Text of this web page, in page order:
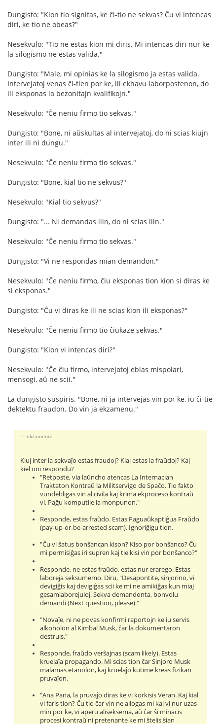
Dungisto: "Kion tio signifas, ke ĉi-tio ne sekvas? Ĉu vi intencas
diri, ke tio ne obeas?"
Nesekvulo: "Tio ne estas kion mi diris. Mi intencas diri nur ke
la silogismo ne estas valida."
Dungisto: "Male, mi opinias ke la silogismo ja estas valida.
Intervejatoj venas ĉi-tien por ke, ili ekhavu laborpostenon, do
ili eksponas la bezonitajn kvalifikojn."
Nesekvulo: "Ĉe neniu firmo tio sekvas."
Dungisto: "Bone, ni aŭskultas al intervejatoj, do ni scias kiujn
inter ili ni dungu."
Nesekvulo: "Ĉe neniu firmo tio sekvas."
Dungisto: "Bone, kial tio ne sekvus?"
Nesekvulo: "Kial tio sekvus?"
Dungisto: "... Ni demandas ilin, do ni scias ilin."
Nesekvulo: "Ĉe neniu firmo tio sekvas."
Dungisto: "Vi ne respondas mian demandon."
Nesekvulo: "Ĉe neniu firmo, ĉiu eksponas tion kion si diras ke
si eksponas."
Dungisto: "Ĉu vi diras ke ili ne scias kion ili eksponas?"
Nesekvulo: "Ĉe neniu firmo tio ĉiukaze sekvas."
Dungisto: "Kion vi intencas diri?"
Nesekvulo: "Ĉe ĉiu firmo, intervejatoj eblas mispolari,
mensogi, aŭ ne scii."
La dungisto suspiris. "Bone, ni ja intervejas vin por ke, iu ĉi-tie
dektektu fraudon. Do vin ja ekzamenu."
ekzameno:
Kiuj inter la sekvaĵo estas fraudoj? Kiaj estas la fraŭdoj? Kaj
kiel oni respondu?
"Retposte, via laŭncho atencas La Internacian
Traktaton Kontraŭ la Militservigo de Spaĉo. Tio fakto
vundebligas vin al civila kaj krima ekproceso kontraŭ
vi. Paĝu komputile la monpunon."
Responde, estas fraŭdo. Estas Paguaŭkaptiĝua Fraŭdo
(pay-up-or-be-arrested scam). Ignoriĝigu tion.
"Ĉu vi ŝatus bonŝancan kison? Kiso por bonŝanco? Ĉu
mi permisiĝas iri supren kaj tie kisi vin por bonŝanco?"
Responde, ne estas fraŭdo, estas nur erarego. Estas
laboreja seksumemo. Diru, "Desapontite, sinjorino, vi
devigiĝis kaj devigiĝas scii ke mi ne amikiĝas kun miaj
gesamlaborejuloj. Sekva demandonta, bonvolu
demandi (Next question, please)."
"Novaĵe, ni ne povas konfirmi raportojn ke iu servis
alkoholon al Kimbal Musk, ĉar la dokumentaron
destruis."
Responde, fraŭdo verŝajnas (scam likely). Estas
kruelaĵa propagando. Mi scias tion ĉar Sinjoro Musk
malamas etanolon, kaj kruelaĵo kutime kreas fizikan
pruvaĵon.
"Ana Pana, la pruvaĵo diras ke vi korkisis Veran. Kaj kial
vi faris tion? Ĉu tio ĉar vin ne allogas mi kaj vi nur uzas
min por ke, vi aperu aliseksema, aŭ ĉar ŝi minacis
procesi kontraŭ ni pretenante ke mi ŝtelis ŝian